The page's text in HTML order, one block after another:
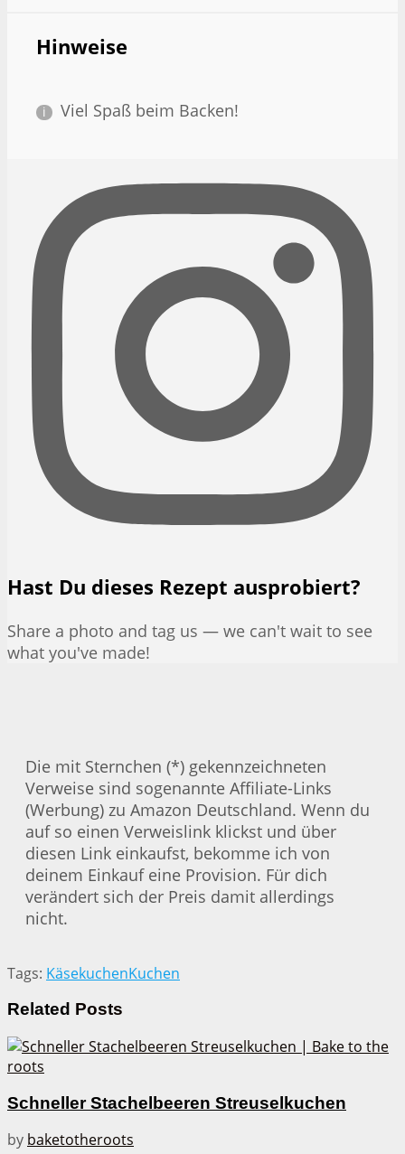
Hinweise
Viel Spaß beim Backen!
Hast Du dieses Rezept ausprobiert?
Share a photo and tag us — we can't wait to see
what you've made!
Die mit Sternchen (*) gekennzeichneten
Verweise sind sogenannte Affiliate-Links
(Werbung) zu Amazon Deutschland. Wenn du
auf so einen Verweislink klickst und über
diesen Link einkaufst, bekomme ich von
deinem Einkauf eine Provision. Für dich
verändert sich der Preis damit allerdings
nicht.
Tags: KäsekuchenKuchen
Related Posts
Schneller Stachelbeeren Streuselkuchen
by baketotheroots